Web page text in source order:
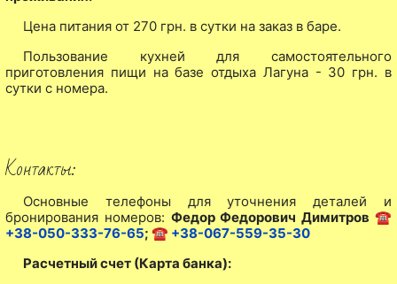
Цена питания от 270 грн. в сутки на заказ в баре.
Пользование кухней для самостоятельного
приготовления пищи на базе отдыха Лагуна - 30 грн. в
сутки с номера.
Контакты:
Основные телефоны для уточнения деталей и
бронирования номеров: Федор Федорович Димитров☎
+38-050-333-76-65; ☎ +38-067-559-35-30
Расчетный счет (Карта банка):